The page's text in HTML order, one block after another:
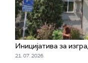
Иницијатива за
21. 07. 2026.